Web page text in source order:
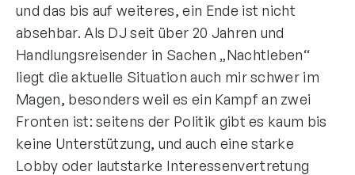
und das bis auf weiteres, ein Ende ist nicht
absehbar. Als DJ seit über 20 Jahren und
Handlungsreisender in Sachen „Nachtleben“
liegt die aktuelle Situation auch mir schwer im
Magen, besonders weil es ein Kampf an zwei
Fronten ist: seitens der Politik gibt es kaum bis
keine Unterstützung, und auch eine starke
Lobby oder lautstarke Interessenvertretung